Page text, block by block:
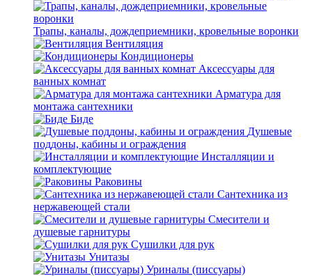
Трапы, каналы, дождеприемники, кровельные воронки
Вентиляция
Кондиционеры
Аксессуары для
ванных комнат
Арматура для
монтажа сантехники
Биде
Душевые
поддоны, кабины и ограждения
Инсталляции и
комплектующие
Раковины
Сантехника из
нержавеющей стали
Смесители и
душевые гарнитуры
Сушилки для рук
Унитазы
Уриналы (писсуары)